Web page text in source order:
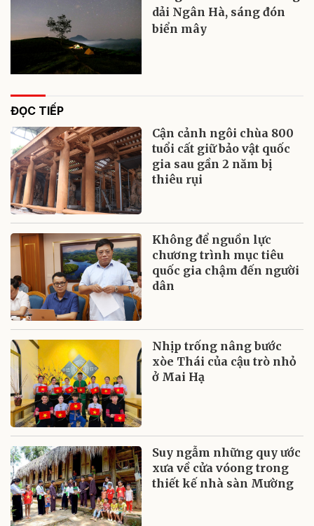
dải Ngân Hà, sáng đón
biển mây
ĐỌC TIẾP
Cận cảnh ngôi chùa 800
tuổi cất giữ bảo vật quốc
gia sau gần 2 năm bị
thiêu rụi
Không để nguồn lực
chương trình mục tiêu
quốc gia chậm đến người
dân
Nhịp trống nâng bước
xòe Thái của cậu trò nhỏ
ở Mai Hạ
Suy ngẫm những quy ước
xưa về cửa vóong trong
thiết kế nhà sàn Mường